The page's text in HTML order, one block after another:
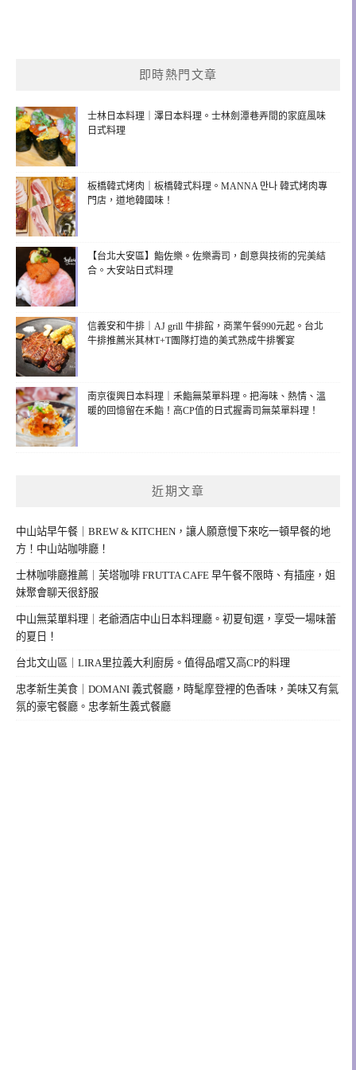
即時熱門文章
士林日本料理｜澤日本料理。士林劍潭巷弄間的家庭風味
日式料理
板橋韓式烤肉｜板橋韓式料理。MANNA 만나 韓式烤肉專
門店，道地韓國味！
【台北大安區】鮨佐樂。佐樂壽司，創意與技術的完美結
合。大安站日式料理
信義安和牛排｜AJ grill 牛排館，商業午餐990元起。台北
牛排推薦米其林T+T團隊打造的美式熟成牛排饗宴
南京復興日本料理｜禾鮨無菜單料理。把海味、熱情、溫
暖的回憶留在禾鮨！高CP值的日式握壽司無菜單料理！
近期文章
中山站早午餐｜BREW & KITCHEN，讓人願意慢下來吃一頓早餐的地
方！中山站咖啡廳！
士林咖啡廳推薦｜芙塔咖啡 FRUTTA CAFE 早午餐不限時、有插座，姐
妹聚會聊天很舒服
中山無菜單料理｜老爺酒店中山日本料理廳。初夏旬選，享受一場味蕾
的夏日！
台北文山區｜LIRA里拉義大利廚房。值得品嚐又高CP的料理
忠孝新生美食｜DOMANI 義式餐廳，時髦摩登裡的色香味，美味又有氣
氛的豪宅餐廳。忠孝新生義式餐廳